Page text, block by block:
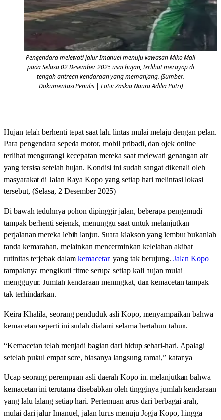
Pengendara melewati jalur Imanuel menuju kawasan Miko Mall
pada Selasa 02 Desember 2025 usai hujan, terlihat merayap di
tengah antrean kendaraan yang memanjang. (Sumber:
Dokumentasi Penulis | Foto: Zaskia Naura Adilia Putri)
Hujan telah berhenti tepat saat lalu lintas mulai melaju dengan pelan.
Para pengendara sepeda motor, mobil pribadi, dan ojek online
terlihat mengurangi kecepatan mereka saat melewati genangan air
yang tersisa setelah hujan. Kondisi ini sudah sangat dikenali oleh
masyarakat di Jalan Raya Kopo yang setiap hari melintasi lokasi
tersebut, (Selasa, 2 Desember 2025)
Di bawah teduhnya pohon dipinggir jalan, beberapa pengemudi
tampak berhenti sejenak, menunggu saat untuk melanjutkan
perjalanan mereka lebih lanjut. Suara klakson yang lembut bukanlah
tanda kemarahan, melainkan mencerminkan kelelahan akibat
rutinitas terjebak dalam kemacetan yang tak berujung. Jalan Kopo
tampaknya mengikuti ritme serupa setiap kali hujan mulai
mengguyur. Jumlah kendaraan meningkat, dan kemacetan tampak
tak terhindarkan.
Keira Khalila, seorang penduduk asli Kopo, menyampaikan bahwa
kemacetan seperti ini sudah dialami selama bertahun-tahun.
“Kemacetan telah menjadi bagian dari hidup sehari-hari. Apalagi
setelah pukul empat sore, biasanya langsung ramai,” katanya
Ucap seorang perempuan asli daerah Kopo ini melanjutkan bahwa
kemacetan ini terutama disebabkan oleh tingginya jumlah kendaraan
yang lalu lalang setiap hari. Pertemuan arus dari berbagai arah,
mulai dari jalur Imanuel, jalan lurus menuju Jogja Kopo, hingga